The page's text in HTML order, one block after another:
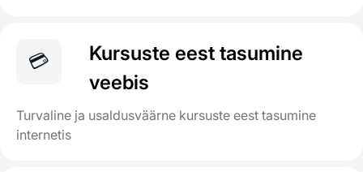
💳
Kursuste eest tasumine
veebis
Turvaline ja usaldusväärne kursuste eest tasumine
internetis